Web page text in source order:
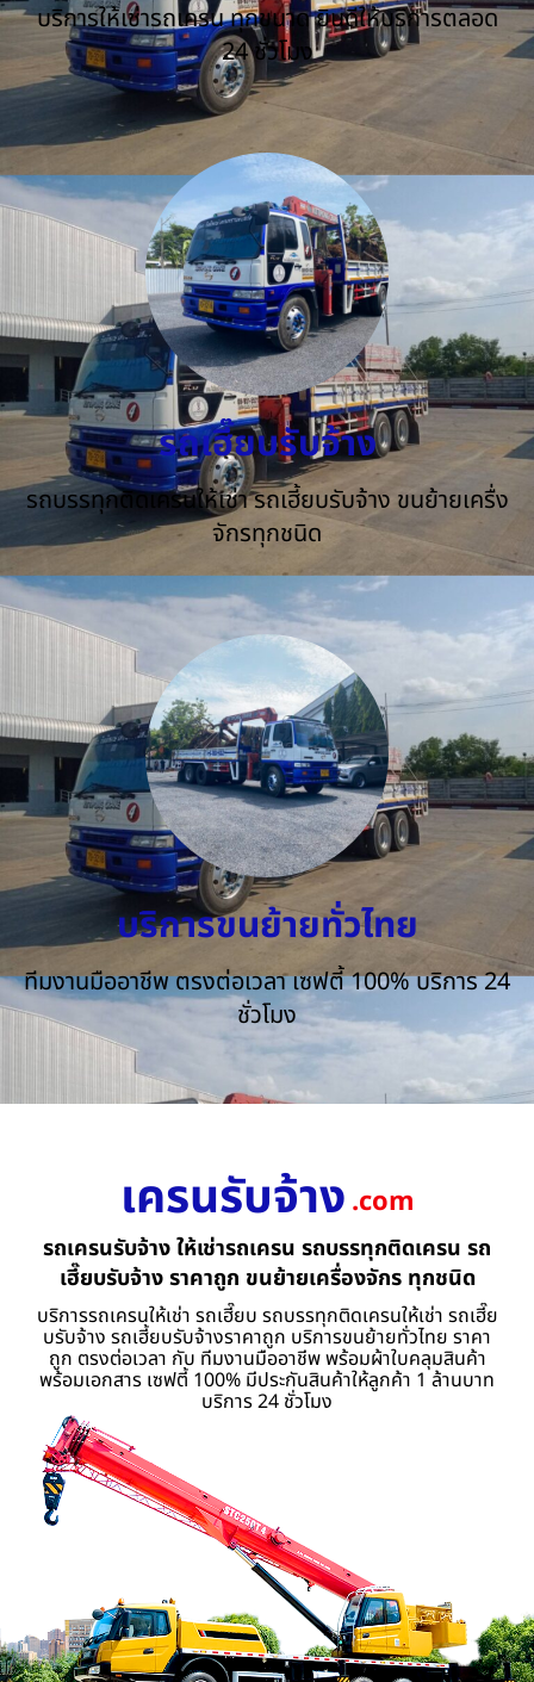
บริการให้เช่ารถเครน ทุกขนาด ยินดีให้บริการตลอด
24 ชั่วโมง
รถเฮี๊ยบรับจ้าง
รถบรรทุกติดเครนให้เช่า รถเฮี้ยบรับจ้าง ขนย้ายเครื่ง
จักรทุกชนิด
บริการขนย้ายทั่วไทย
ทีมงานมืออาชีพ ตรงต่อเวลา เซฟตี้ 100% บริการ 24
ชั่วโมง
เครนรับจ้าง .com
รถเครนรับจ้าง ให้เช่ารถเครน รถบรรทุกติดเครน รถ
เฮี๊ยบรับจ้าง ราคาถูก ขนย้ายเครื่องจักร ทุกชนิด
บริการรถเครนให้เช่า รถเฮี๊ยบ รถบรรทุกติดเครนให้เช่า รถเฮี๊ย
บรับจ้าง รถเฮี้ยบรับจ้างราคาถูก บริการขนย้ายทั่วไทย ราคา
ถูก ตรงต่อเวลา กับ ทีมงานมืออาชีพ พร้อมผ้าใบคลุมสินค้า
พร้อมเอกสาร เซฟตี้ 100% มีประกันสินค้าให้ลูกค้า 1 ล้านบาท
บริการ 24 ชั่วโมง